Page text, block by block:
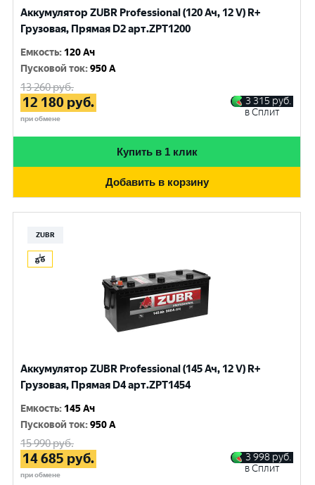
Аккумулятор ZUBR Professional (120 Ач, 12 V) R+
Грузовая, Прямая D2 арт.ZPT1200
Емкость: 120 Ач
Пусковой ток:950 A
13 260руб.
12 180 руб.
при обмене
3 315 руб.
в Сплит
Купить в 1 клик
Добавить в корзину
ZUBR
Аккумулятор ZUBR Professional (145 Ач, 12 V) R+
Грузовая, Прямая D4 арт.ZPT1454
Емкость: 145 Ач
Пусковой ток:950 A
15 990руб.
14 685 руб.
при обмене
3 998 руб.
в Сплит